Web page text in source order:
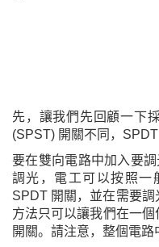
先，讓我們先回顧一下
(SPST) 開關不同，
要在雙向電路中加入要
調光，電工可以按照一
SPDT 開關，並在需要
方法只可以讓我們在一
開關。請注意，整個電路